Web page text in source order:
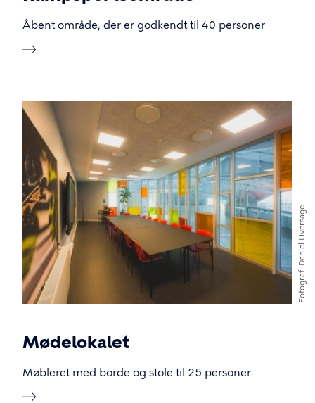
Åbent område, der er godkendt til 40 personer
Billede
Fotograf
Daniel Liversage
Mødelokalet
Møbleret med borde og stole til 25 personer